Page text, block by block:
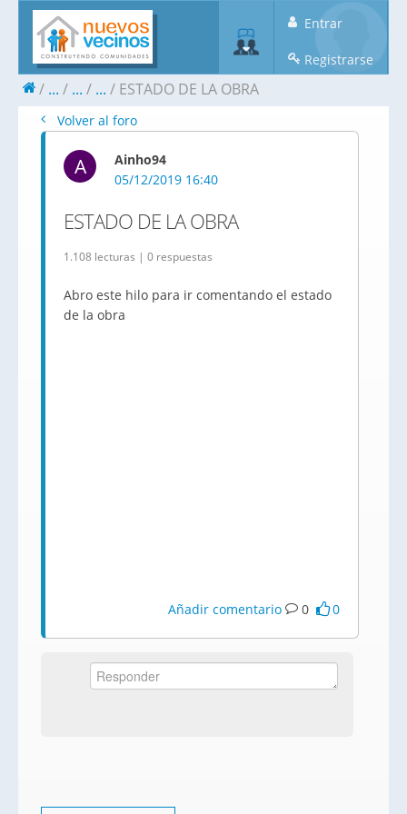
Entrar
Registrarse
... ... ... ESTADO DE LA OBRA
Volver al foro
A
Ainho94
05/12/2019 16:40
ESTADO DE LA OBRA
1.108 lecturas | 0 respuestas
Abro este hilo para ir comentando el estado
de la obra
Añadir comentario 0 0